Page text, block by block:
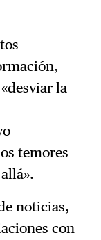
la
temores
noticias,
con